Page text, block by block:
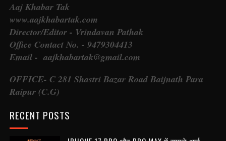
Aaj Khabar Tak
www.aajkhabartak.com
Director/Editor - Vrindavan Pathak
Office Contact No. - 9479304413
Email - aajkhabartak@gmail.com
OFFICE- C 281 Shastri Bazar Road Baijnath Para
Raipur (C.G)
RECENT POSTS